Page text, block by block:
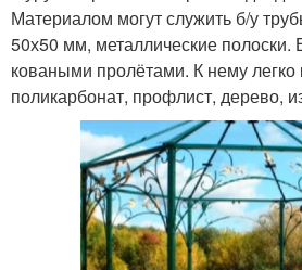
Материалом могут служить б/у
50х50 мм, металлические полоски.
коваными пролётами. К нему легко
поликарбонат, профлист, дерево,